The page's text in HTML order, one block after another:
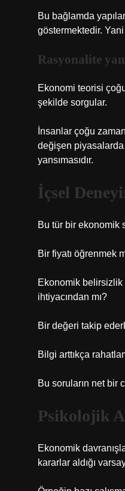
Bu bağlamda
göstermektedir.
Rasyonalite
Ekonomi teorisi
şekilde sorgular.
İnsanlar çoğu
değişen
yansımasıdır.
İçsel
Bu tür bir ekonomik
Bir fiyatı öğrenmek
Ekonomik belirsizlik
ihtiyacından mı?
Bir değeri takip
Bilgi arttıkça
Bu soruların net bir
Psikolojik
Ekonomik
kararlar aldığı